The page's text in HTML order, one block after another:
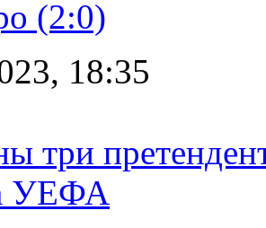
(2:0)
18:35
три
УЕФА